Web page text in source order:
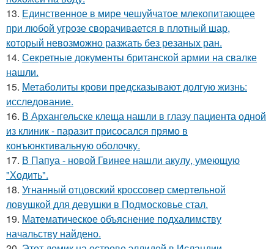
13. Единственное в мире чешуйчатое млекопитающее
при любой угрозе сворачивается в плотный шар,
который невозможно разжать без резаных ран.
14. Секретные документы британской армии на свалке
нашли.
15. Метаболиты крови предсказывают долгую жизнь:
исследование.
16. В Архангельске клеща нашли в глазу пациента одной
из клиник - паразит присосался прямо в
конъюнктивальную оболочку.
17. В Папуа - новой Гвинее нашли акулу, умеющую
"Ходить".
18. Угнанный отцовский кроссовер смертельной
ловушкой для девушки в Подмосковье стал.
19. Математическое объяснение подхалимству
начальству найдено.